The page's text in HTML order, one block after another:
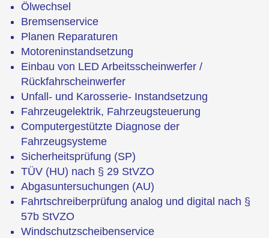
Ölwechsel
Bremsenservice
Planen Reparaturen
Motoreninstandsetzung
Einbau von LED Arbeitsscheinwerfer /
Rückfahrscheinwerfer
Unfall- und Karosserie- Instandsetzung
Fahrzeugelektrik, Fahrzeugsteuerung
Computergestützte Diagnose der
Fahrzeugsysteme
Sicherheitsprüfung (SP)
TÜV (HU) nach § 29 StVZO
Abgasuntersuchungen (AU)
Fahrtschreiberprüfung analog und digital nach §
57b StVZO
Windschutzscheibenservice